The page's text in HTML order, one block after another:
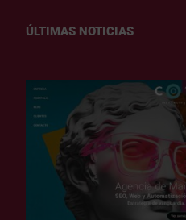
ÚLTIMAS NOTICIAS